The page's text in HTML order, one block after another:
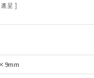
呈 ]